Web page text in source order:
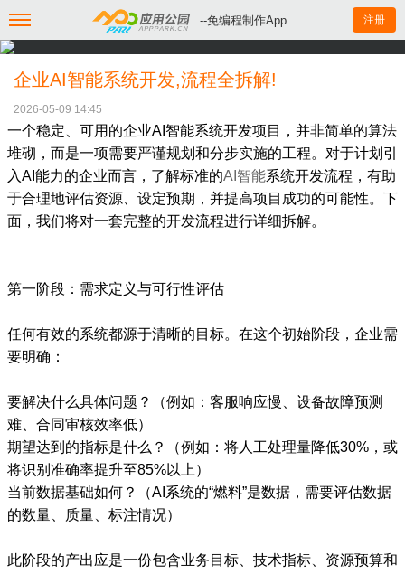
--免编程制作App 注册
企业AI智能系统开发,流程全拆解!
2026-05-09 14:45
一个稳定、可用的企业AI智能系统开发项目，并非简单的算法
堆砌，而是一项需要严谨规划和分步实施的工程。对于计划引
入AI能力的企业而言，了解标准的AI智能系统开发流程，有助
于合理地评估资源、设定预期，并提高项目成功的可能性。下
面，我们将对一套完整的开发流程进行详细拆解。
第一阶段：需求定义与可行性评估
任何有效的系统都源于清晰的目标。在这个初始阶段，企业需
要明确：
要解决什么具体问题？（例如：客服响应慢、设备故障预测
难、合同审核效率低）
期望达到的指标是什么？（例如：将人工处理量降低30%，或
将识别准确率提升至85%以上）
当前数据基础如何？（AI系统的“燃料”是数据，需要评估数据
的数量、质量、标注情况）
此阶段的产出应是一份包含业务目标、技术指标、资源预算和